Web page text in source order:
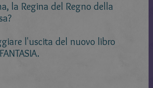
la Regina del Regno della
l'uscita del nuovo libro